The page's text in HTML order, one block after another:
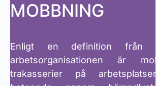
MOBBNING
Enligt en definition från
arbetsorganisationen är
trakasserier på